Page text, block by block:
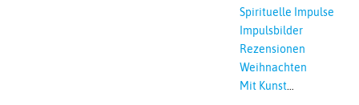
Podcast
Spirituelle Impulse
Impulsbilder
Rezensionen
Weihnachten
Mit Kunst